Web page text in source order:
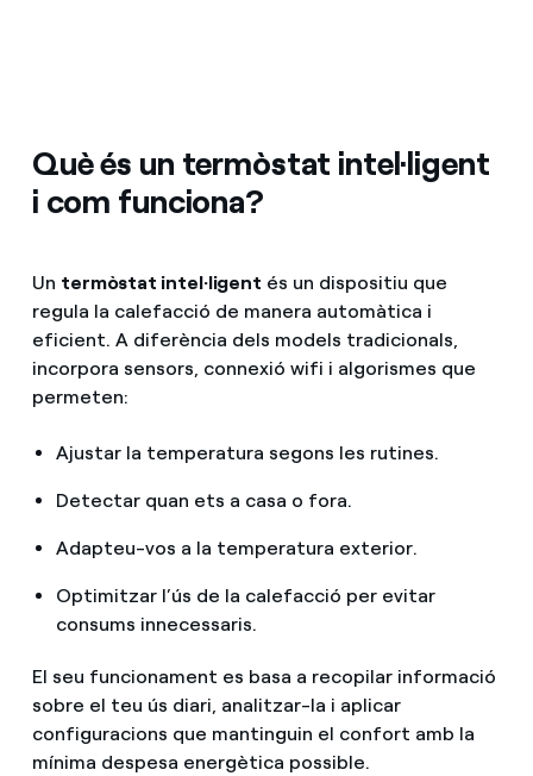
Què és un termòstat intel·ligent
i com funciona?
Un termòstat intel·ligent és un dispositiu que
regula la calefacció de manera automàtica i
eficient. A diferència dels models tradicionals,
incorpora sensors, connexió wifi i algorismes que
permeten:
Ajustar la temperatura segons les rutines.
Detectar quan ets a casa o fora.
Adapteu-vos a la temperatura exterior.
Optimitzar l’ús de la calefacció per evitar
consums innecessaris.
El seu funcionament es basa a recopilar informació
sobre el teu ús diari, analitzar-la i aplicar
configuracions que mantinguin el confort amb la
mínima despesa energètica possible.